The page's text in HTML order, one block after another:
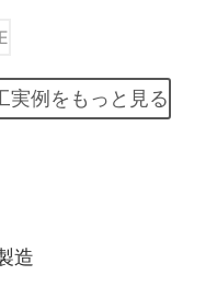
実例をもっと見る
造